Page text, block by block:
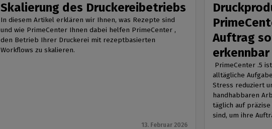
Skalierung des Druckereibetriebs
In diesem Artikel erklären wir Ihnen, was Rezepte sind
und wie PrimeCenter Ihnen dabei helfen PrimeCenter ,
den Betrieb Ihrer Druckerei mit rezeptbasierten
Workflows zu skalieren.
13. Februar 2026
Auftrag
erkennbar
PrimeCenter .5
alltägliche
Stress reduziert
handhabbaren
täglich auf
sind, um ihre